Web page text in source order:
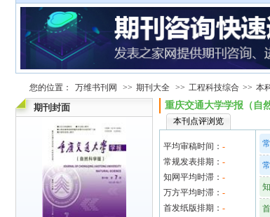
您的位置： 万维书刊网 >> 期刊大全 >> 工程科技综合 >> 本
期刊封面 重庆交通大学学报（自
本刊点评浏览
平均审稿时间： -
常规发表排期： -
知网平均时滞： -
万方平均时滞： -
首发纸版排期： -